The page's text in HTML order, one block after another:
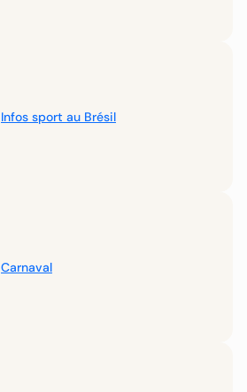
Infos sport au Brésil
Carnaval